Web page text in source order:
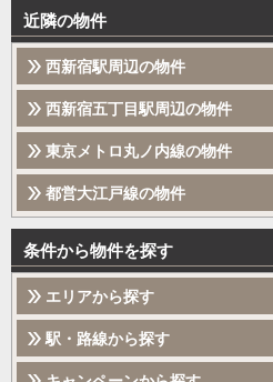
近隣の物件
西新宿駅周辺の物件
西新宿五丁目駅周辺の物件
東京メトロ丸ノ内線の物件
都営大江戸線の物件
条件から物件を探す
エリアから探す
駅・路線から探す